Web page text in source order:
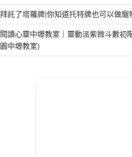
拜託了塔羅牌|你知道托特牌也可以做寵
閱讀心靈中壢教室｜靈動派紫微斗數初
園中壢教室)